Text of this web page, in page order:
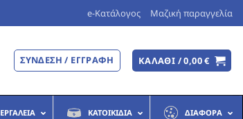
e-Κατάλογος Μαζική παραγγελία
ΣΎΝΔΕΣΗ / ΕΓΓΡΑΦΉ ΚΑΛΆΘΙ /0,00€
ΕΡΓΑΛΕΊΑ ΚΑΤΟΙΚΊΔΙΑ ΔΙΆΦΟΡΑ